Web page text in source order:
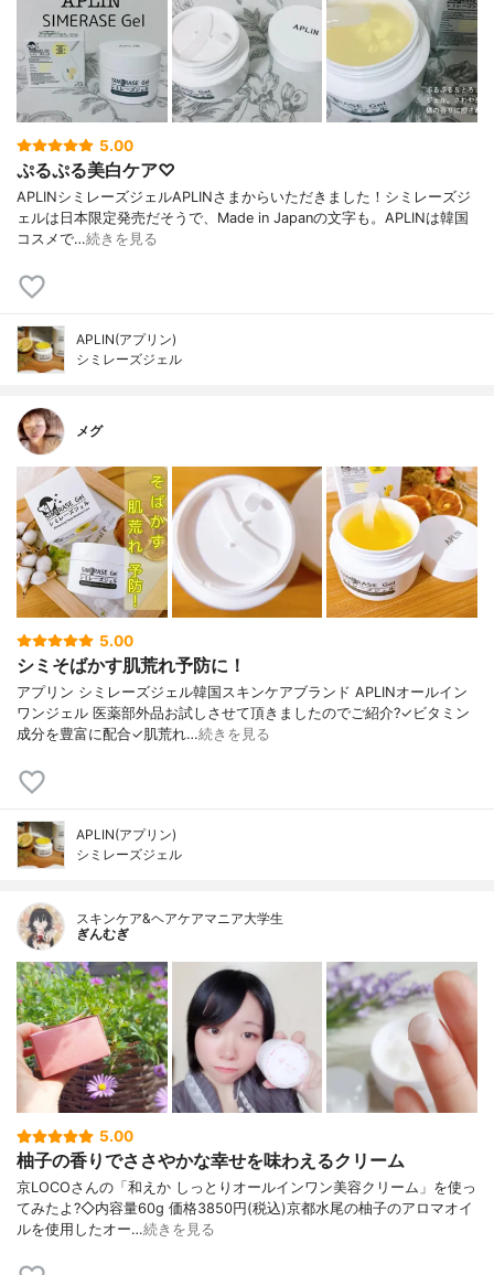
5.00
ぷるぷる美白ケア♡
APLINシミレーズジェルAPLINさまからいただきました！シミレーズジ
ェルは日本限定発売だそうで、Made in Japanの文字も。APLINは韓国
コスメで…続きを見る
APLIN(アプリン)
シミレーズジェル
メグ
5.00
シミそばかす肌荒れ予防に！
アプリン シミレーズジェル韓国スキンケアブランド APLINオールイン
ワンジェル 医薬部外品お試しさせて頂きましたのでご紹介?✓ビタミン
成分を豊富に配合✓肌荒れ…続きを見る
APLIN(アプリン)
シミレーズジェル
スキンケア&ヘアケアマニア大学生
ぎんむぎ
5.00
柚子の香りでささやかな幸せを味わえるクリーム
京LOCOさんの「和えか しっとりオールインワン美容クリーム」を使っ
てみたよ?◇内容量60g 価格3850円(税込)京都水尾の柚子のアロマオイ
ルを使用したオー…続きを見る